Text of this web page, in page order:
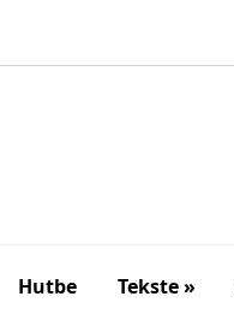
Hutbe Tekste »